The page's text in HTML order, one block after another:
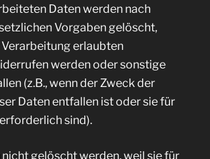
Daten werden nach
Vorgaben gelöscht,
erlaubten
werden oder sonstige
(z.B., wenn der Zweck der
Daten entfallen ist oder sie für
sind).
gelöscht werden, weil sie für